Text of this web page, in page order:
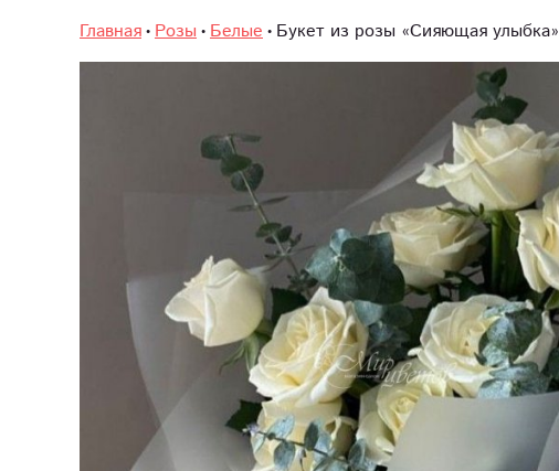
Главная Розы Белые Букет из розы «Сияющая улыбка»